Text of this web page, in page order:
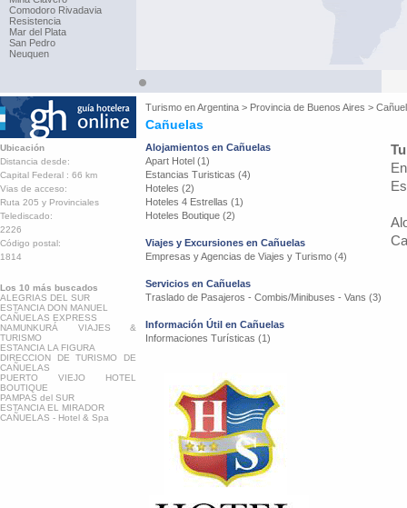
Comodoro Rivadavia
Resistencia
Mar del Plata
San Pedro
Neuquen
Turismo enArgentina > Provincia de Buenos Aires >
Cañuelas
Ubicación
Distancia desde:
Capital Federal : 66 km
Vias de acceso:
Ruta 205 y Provinciales
Telediscado:
2226
Código postal:
1814
Los 10 más buscados
ALEGRIAS DEL SUR
ESTANCIA DON MANUEL
CAÑUELAS EXPRESS
NAMUNKURÁ VIAJES &
TURISMO
ESTANCIA LA FIGURA
DIRECCION DE TURISMO DE
CAÑUELAS
PUERTO VIEJO HOTEL
BOUTIQUE
PAMPAS del SUR
ESTANCIA EL MIRADOR
CAÑUELAS - Hotel & Spa
Alojamientos en Cañuelas
Apart Hotel (1)
Estancias Turisticas (4)
Hoteles (2)
Hoteles 4 Estrellas (1)
Hoteles Boutique (2)
Viajes y Excursiones en Cañuelas
Empresas y Agencias de Viajes y Turismo (4)
Servicios en Cañuelas
Traslado de Pasajeros - Combis/Minibuses - Vans (3)
Información Útil en Cañuelas
Informaciones Turísticas (1)